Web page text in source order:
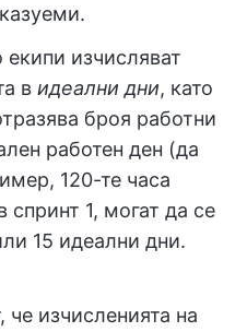
екипи изчисляват
в идеални дни, като
броя работни
работен ден (да
120-те часа
1, могат да се
15 идеални дни.
че изчисленията на